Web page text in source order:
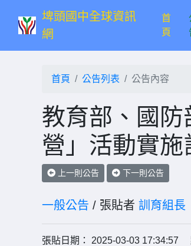
埤頭國中全球資訊
網
首
頁
首頁 公告列表 公告內容
教育部、國
營」活動實施
上一則公告 下一則公告
一般公告 / 張貼者 訓育組長
張貼日期： 2025-03-03 17:34:57